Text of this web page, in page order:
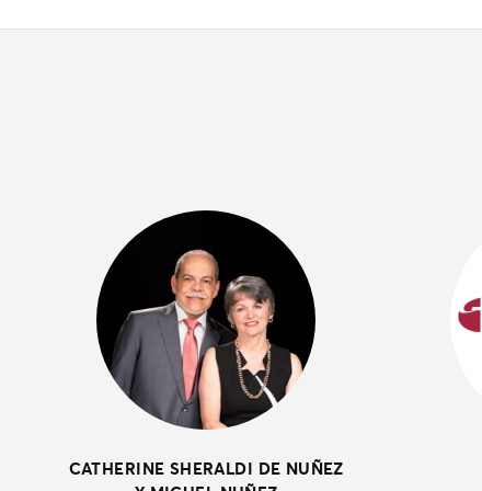
CATHERINE SHERALDI DE NUÑEZ